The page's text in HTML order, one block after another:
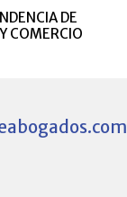
DE
COMERCIO